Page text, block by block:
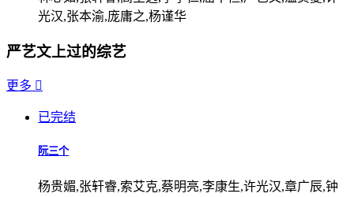
光汉,张本渝,庞庸之,杨谨华
严艺文上过的综艺
更多 
已完结
阮三个
杨贵媚,张轩睿,索艾克,蔡明亮,李康生,许光汉,章广辰,钟